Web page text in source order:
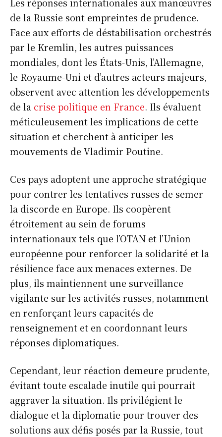
S'ABONNER
Info Du Net
S’abonner pour plus de contenus
Mon compte
Plan du site
Afrique
Europe
Asie
de la Russie sont empreintes de prudence.
Face aux efforts de déstabilisation orchestrés
par le Kremlin, les autres puissances
mondiales, dont les États-Unis, l’Allemagne,
le Royaume-Uni et d’autres acteurs majeurs,
observent avec attention les développements
de la crise politique en France. Ils évaluent
méticuleusement les implications de cette
situation et cherchent à anticiper les
mouvements de Vladimir Poutine.
Ces pays adoptent une approche stratégique
pour contrer les tentatives russes de semer
la discorde en Europe. Ils coopèrent
étroitement au sein de forums
internationaux tels que l’OTAN et l’Union
européenne pour renforcer la solidarité et la
résilience face aux menaces externes. De
plus, ils maintiennent une surveillance
vigilante sur les activités russes, notamment
en renforçant leurs capacités de
renseignement et en coordonnant leurs
réponses diplomatiques.
Cependant, leur réaction demeure prudente,
évitant toute escalade inutile qui pourrait
aggraver la situation. Ils privilégient le
dialogue et la diplomatie pour trouver des
solutions aux défis posés par la Russie, tout